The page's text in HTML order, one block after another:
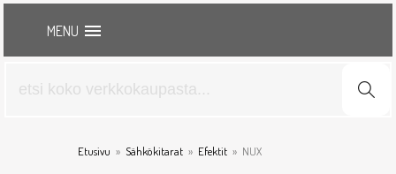
MENU
Etusivu » Sähkökitarat » Efektit » NUX